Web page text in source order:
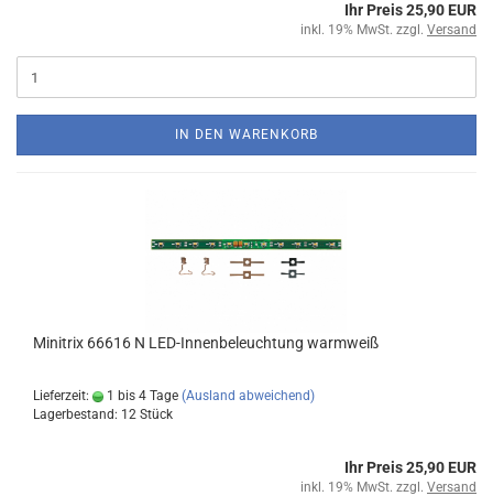
Ihr Preis 25,90 EUR
inkl. 19% MwSt. zzgl. Versand
IN DEN WARENKORB
Minitrix 66616 N LED-Innenbeleuchtung warmweiß
Lieferzeit: 1 bis 4 Tage (Ausland abweichend)
Lagerbestand: 12 Stück
Ihr Preis 25,90 EUR
inkl. 19% MwSt. zzgl. Versand